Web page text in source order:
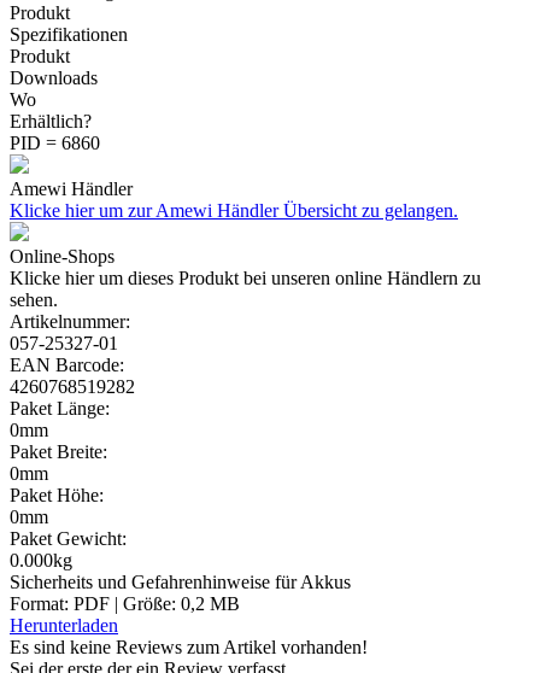
Produkt
Spezifikationen
Produkt
Downloads
Wo
Erhältlich?
PID = 6860
Amewi Händler
Klicke hier um zur Amewi Händler Übersicht zu gelangen.
Online-Shops
Klicke hier um dieses Produkt bei unseren online Händlern zu
sehen.
Artikelnummer:
057-25327-01
EAN Barcode:
4260768519282
Paket Länge:
0mm
Paket Breite:
0mm
Paket Höhe:
0mm
Paket Gewicht:
0.000kg
Sicherheits und Gefahrenhinweise für Akkus
Format: PDF | Größe: 0,2 MB
Herunterladen
Es sind keine Reviews zum Artikel vorhanden!
Sei der erste der ein Review verfasst.